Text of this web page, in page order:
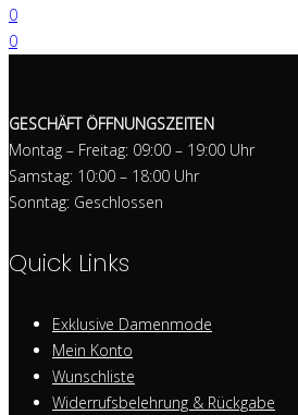
0
0
GESCHÄFT ÖFFNUNGSZEITEN
Montag – Freitag: 09:00 – 19:00 Uhr
Samstag: 10:00 – 18:00 Uhr
Sonntag: Geschlossen
Quick Links
Exklusive Damenmode
Mein Konto
Wunschliste
Widerrufsbelehrung & Rückgabe